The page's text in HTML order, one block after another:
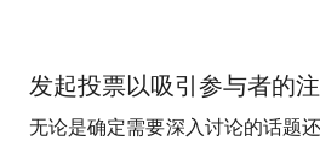
发起投票以吸引参与者的
无论是确定需要深入讨论的话题